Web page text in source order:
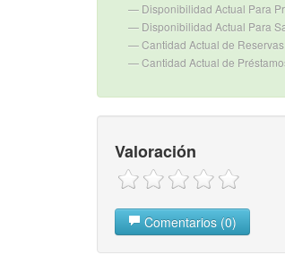
Disponibilidad Actual Para
Disponibilidad Actual Para
Cantidad Actual de
Cantidad Actual de
Valoración
Comentarios (0)